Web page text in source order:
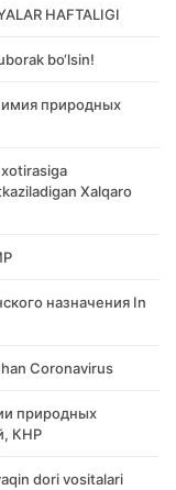
HAFTALIGI
bo‘lsin!
природных
Xalqaro
назначения In
Coronavirus
природных
КНР
dori vositalari